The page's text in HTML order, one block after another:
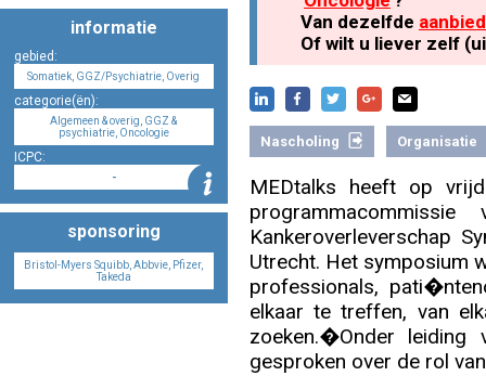
Zoek op kaart
informatie
gebied:
Somatiek, GGZ/Psychiatrie, Overig
categorie(ën):
Algemeen & overig, GGZ &
psychiatrie, Oncologie
ICPC:
-
sponsoring
Bristol-Myers Squibb, Abbvie, Pfizer,
Takeda
Van dezelfde
Of wilt u liever zelf
Nascholing Organisatie
MEDtalks heeft op
Kankeroverleverschap
Utrecht. Het symposium
professionals,
elkaar te treffen, van
zoeken.�Onder leiding
gesproken over de rol